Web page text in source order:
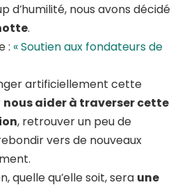
d’humilité, nous avons décidé
.
: « Soutien aux fondateurs de
artificiellement cette
nous aider à traverser cette
, retrouver un peu de
vers de nouveaux
quelle qu’elle soit, sera une